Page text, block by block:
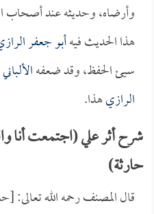
وأرضاه، وحديثه عند أصحاب
هذا الحديث فيهأبو جعفر
سيئ الحفظ، وقد ضعفهالألباني
الرازيهذا.
شرح أثر علي (اجتمعت أنا
حارثة)
قال المصنف رحمه الله تعالى: